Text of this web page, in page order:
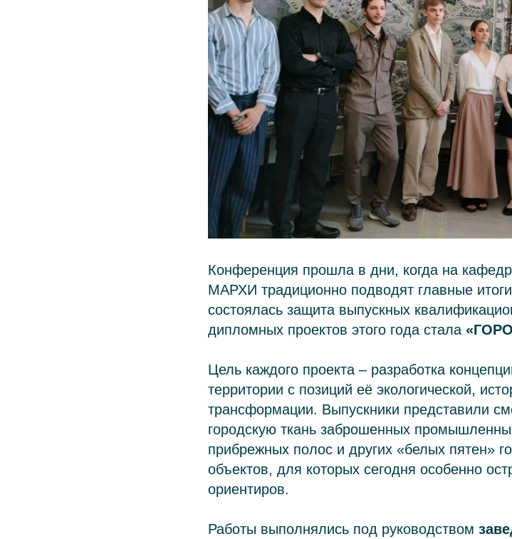
Конференция прошла в дни, когда на
МАРХИ традиционно подводят главные итоги
состоялась защита выпускных
дипломных проектов этого года стала
Цель каждого проекта – разработка
территории с позиций её экологической,
трансформации. Выпускники представили
городскую ткань заброшенных
прибрежных полос и других «белых пятен»
объектов, для которых сегодня особенно
ориентиров.
Работы выполнялись под руководством